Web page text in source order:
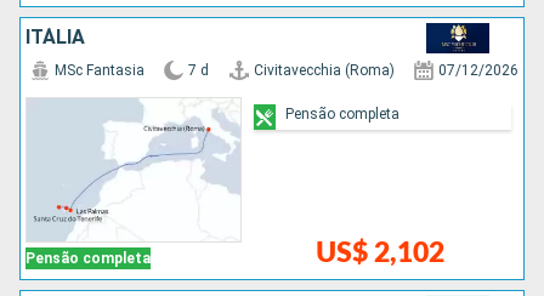
ITÁLIA
Pensão completa
MSc Fantasia 7 d Civitavecchia (Roma) 07/12/2026
US$ 2,102
Pensão completa